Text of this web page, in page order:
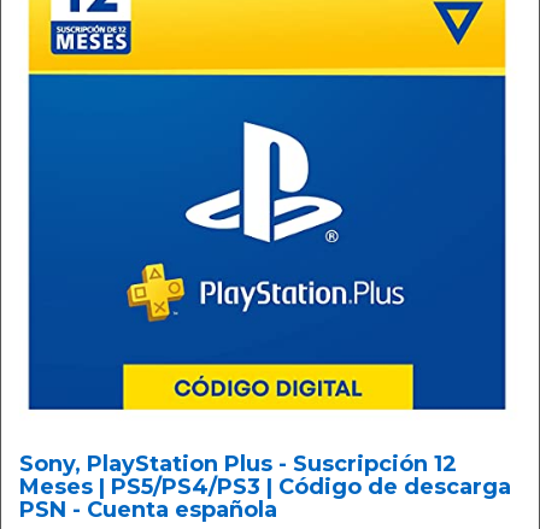
Sony, PlayStation Plus - Suscripción 12
Meses | PS5/PS4/PS3 | Código de descarga
PSN - Cuenta española